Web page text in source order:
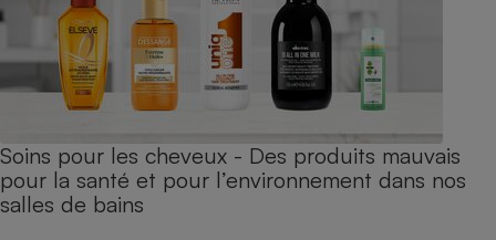
Soins pour les cheveux - Des produits mauvais
pour la santé et pour l’environnement dans nos
salles de bains